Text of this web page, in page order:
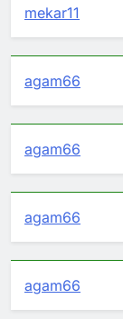
mekar11
agam66
agam66
agam66
agam66